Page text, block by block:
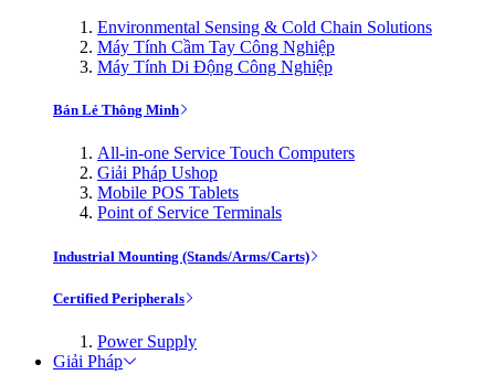
Environmental Sensing & Cold Chain Solutions
Máy Tính Cầm Tay Công Nghiệp
Máy Tính Di Động Công Nghiệp
Bán Lẻ Thông Minh
All-in-one Service Touch Computers
Giải Pháp Ushop
Mobile POS Tablets
Point of Service Terminals
Industrial Mounting (Stands/Arms/Carts)
Certified Peripherals
Power Supply
Giải Pháp